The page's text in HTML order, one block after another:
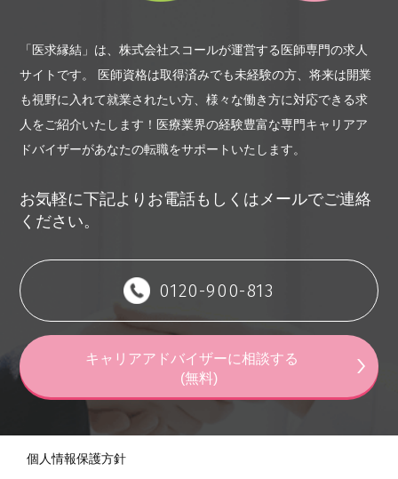
する利用者に対する求人応募勧誘
（3）応募手続きの代行
（4）電話や面談による転職相談の実施
（5）担当キャリアアドバイザーによる転職活動支援
（6）その他利用者の転職に有益と当社が判断する一切のサービ
ス
第3条（転職支援サービス提供の期間）
転職支援サービスは、利用者に転職活動継続の意思があり、か
限りにおいて継続して提供しますが、このうち、前項に定める
サービスのうち、（4）（5）については原則として、当社への
登録から1年間を上限に提供します。なお、サービス提供機関内
に転職支援サービスを通じて利用者が求人企業に入社した場
合、入社日をもって当該利用者への転職支援サービスの提供を
終了いたします。利用者から転職支援サービス提供の終了のお
申し出を受けた場合についても合理的な範囲内ですみやかに終
了させていただきます。
当社は、事業運営上やむを得ない場合は、利用者に何ら通知す
「医求縁結」は、株式会社スコールが運営する医師専門の求人
サイトです。
医師資格は取得済みでも未経験の方、将来は開業
も視野に入れて就業されたい方、様々な働き方に対応できる求
人をご紹介いたします！ 医療業界の経験豊富な専門キャリアア
ドバイザーがあなたの転職をサポートいたします。
お気軽に下記よりお電話もしくはメールでご連絡
ください。
0120-900-813
キャリアアドバイザーに相談する
(無料)
個人情報保護方針